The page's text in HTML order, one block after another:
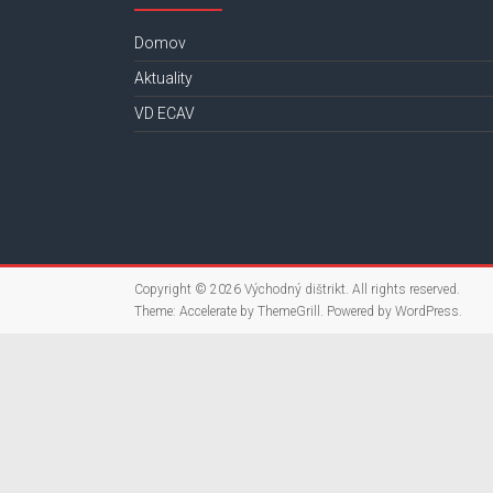
Domov
Aktuality
VD ECAV
Copyright © 2026 Východný dištrikt. All rights reserved.
Theme: Accelerate by ThemeGrill. Powered by WordPress.